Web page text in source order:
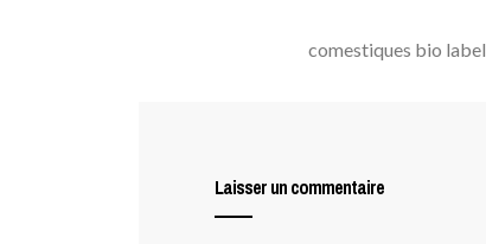
comestiques bio label
Laisser un commentaire